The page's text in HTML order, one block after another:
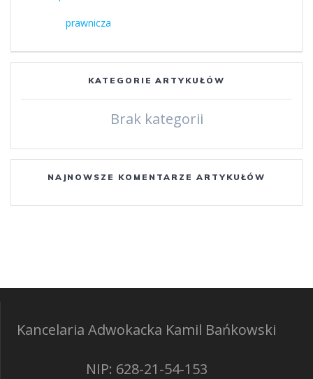
wpisu
wpis:
prawnicza
KATEGORIE ARTYKUŁÓW
Brak kategorii
NAJNOWSZE KOMENTARZE ARTYKUŁÓW
Kancelaria Adwokacka Kamil Bańkowski
NIP: 628-21-54-153